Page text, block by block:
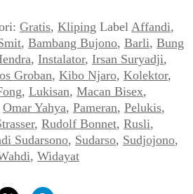
Gratis, Kliping Label Affandi,
, Bambang Bujono, Barli, Bung
, Instalator, Irsan Suryadji,
Groban, Kibo Njaro, Kolektor,
, Lukisan, Macan Bisex,
Omar Yahya, Pameran, Pelukis,
, Rudolf Bonnet, Rusli,
Sudarsono, Sudarso, Sudjojono,
, Widayat